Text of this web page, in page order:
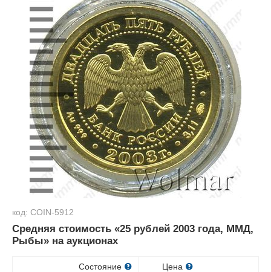
код: COIN-5912
Средняя стоимость «25 рублей 2003 года, ММД,
Рыбы» на аукционах
Состояние Цена